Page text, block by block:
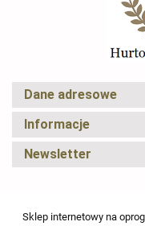
Dane adresowe
Informacje
Newsletter
Sklep internetowy na